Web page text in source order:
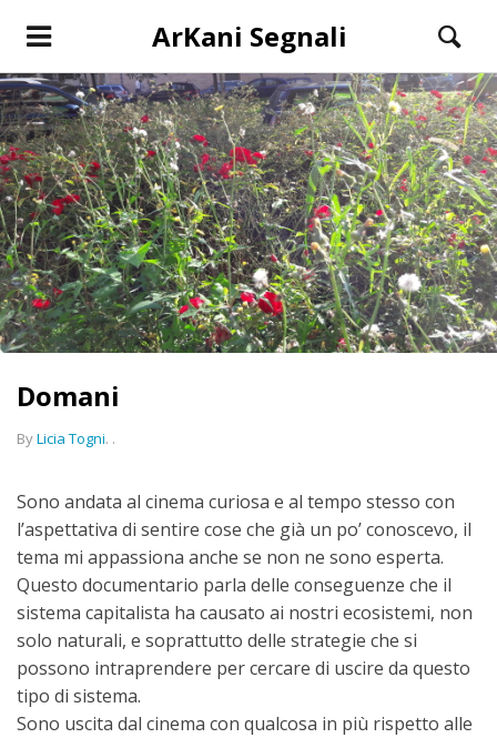
ArKani Segnali
Domani
ByLicia Togni. .
Sono andata al cinema curiosa e al tempo stesso con
l’aspettativa di sentire cose che già un po’ conoscevo, il
tema mi appassiona anche se non ne sono esperta.
Questo documentario parla delle conseguenze che il
sistema capitalista ha causato ai nostri ecosistemi, non
solo naturali, e soprattutto delle strategie che si
possono intraprendere per cercare di uscire da questo
tipo di sistema.
Sono uscita dal cinema con qualcosa in più rispetto alle